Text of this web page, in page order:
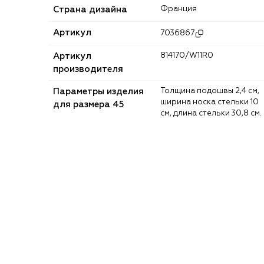
Страна дизайна Франция
Артикул 7036867
Артикул
производителя
814170/W11R0
Параметры изделия
для размера 45
ширина носка стельки 10
см, длина стельки 30,8 см.